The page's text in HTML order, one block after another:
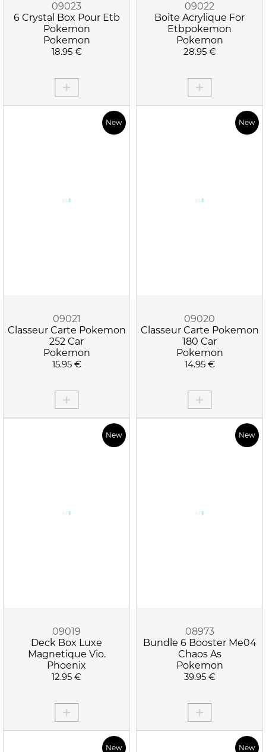
09023
6 Crystal Box Pour Etb
Pokemon
Pokemon
18.95 €
09022
Boite Acrylique For
Etbpokemon
Pokemon
28.95 €
New
09021
Classeur Carte Pokemon
252 Car
Pokemon
15.95 €
New
09020
Classeur Carte Pokemon
180 Car
Pokemon
14.95 €
New
09019
Deck Box Luxe
Magnetique Vio.
Phoenix
12.95 €
New
08973
Bundle 6 Booster Me04
Chaos As
Pokemon
39.95 €
New New